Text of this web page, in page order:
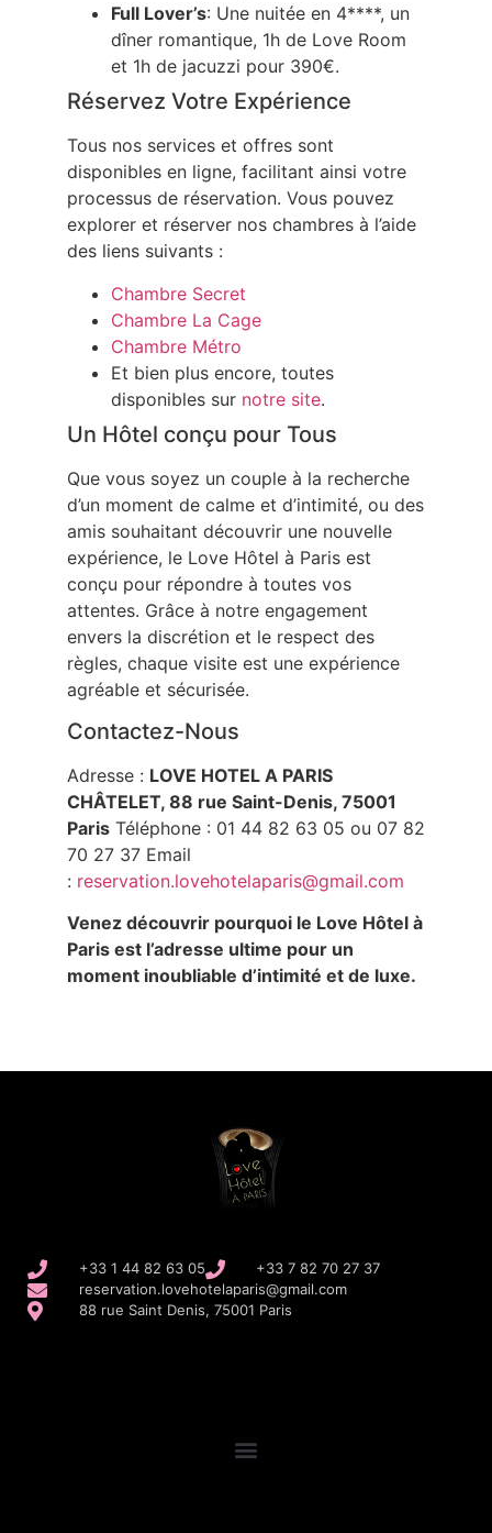
Full Lover’s: Une nuitée en 4****, un
dîner romantique, 1h de Love Room
et 1h de jacuzzi pour 390€.
Réservez Votre Expérience
Tous nos services et offres sont
disponibles en ligne, facilitant ainsi votre
processus de réservation. Vous pouvez
explorer et réserver nos chambres à l’aide
des liens suivants :
Chambre Secret
Chambre La Cage
Chambre Métro
Et bien plus encore, toutes
disponibles sur notre site.
Un Hôtel conçu pour Tous
Que vous soyez un couple à la recherche
d’un moment de calme et d’intimité, ou des
amis souhaitant découvrir une nouvelle
expérience, le Love Hôtel à Paris est
conçu pour répondre à toutes vos
attentes. Grâce à notre engagement
envers la discrétion et le respect des
règles, chaque visite est une expérience
agréable et sécurisée.
Contactez-Nous
Adresse : LOVE HOTEL A PARIS
CHÂTELET, 88 rue Saint-Denis, 75001
ParisTéléphone : 01 44 82 63 05 ou 07 82
70 27 37 Email
: reservation.lovehotelaparis@gmail.com
Venez découvrir pourquoi le Love Hôtel à
Paris est l’adresse ultime pour un
moment inoubliable d’intimité et de luxe.
+33 1 44 82 63 05
+33 7 82 70 27 37
reservation.lovehotelaparis@gmail.com
88 rue Saint Denis, 75001 Paris